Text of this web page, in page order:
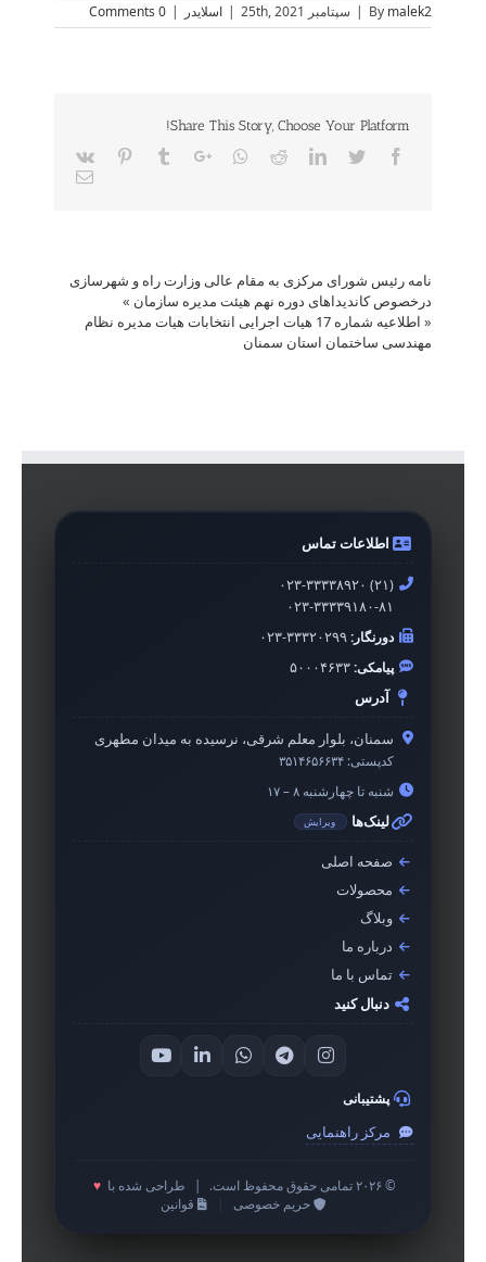
By malek2
| سپتامبر 25th, 2021 | اسلایدر |
0 Comments
Share This Story, Choose Your Platform!
Facebook
Twitter
LinkedIn
Reddit
Whatsapp
Google+
Tumblr
Pinterest
Vk
Email
نامه رئیس شورای مرکزی به مقام عالی وزارت راه و شهرسازی
درخصوص کاندیداهای دوره نهم هیئت مدیره سازمان »
«
اطلاعیه شماره 17 هیات اجرایی انتخابات هیات مدیره نظام
مهندسی ساختمان استان سمنان
اطلاعات تماس
۰۲۳-۳۳۳۳۸۹۲۰ (۲۱)
۰۲۳-۳۳۳۳۹۱۸۰-۸۱
دورنگار:۰۲۳-۳۳۳۲۰۲۹۹
پیامکی:۵۰۰۰۴۶۳۳
آدرس
سمنان، بلوار معلم شرقی، نرسیده به میدان مطهری
کدپستی: ۳۵۱۴۶۵۶۶۳۴
شنبه تا چهارشنبه ۸ – ۱۷
لینک‌ها ویرایش
صفحه اصلی
محصولات
وبلاگ
درباره ما
تماس با ما
دنبال کنید
پشتیبانی
مرکز راهنمایی
© ۲۰۲۶ تمامی حقوق محفوظ است. طراحی شده با ♥
حریم خصوصی
قوانین